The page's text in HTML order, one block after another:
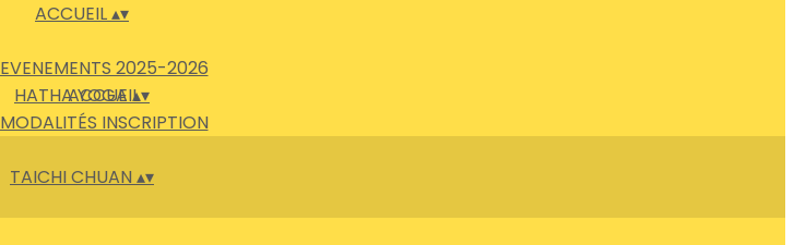
ACCUEIL▴▾
EVENEMENTS 2025-2026
ACCUEIL
MODALITÉS INSCRIPTION
HATHA YOGA▴▾
TAICHI CHUAN ▴▾